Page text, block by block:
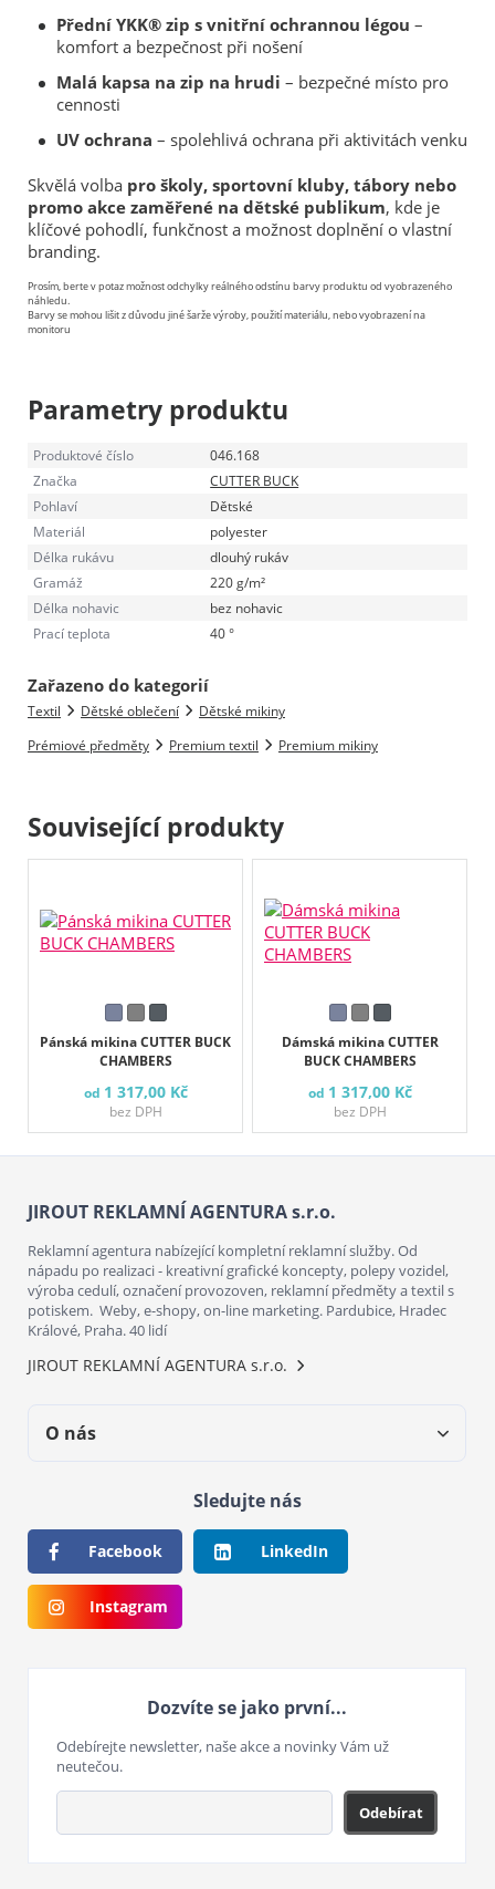
Přední YKK® zip s vnitřní ochrannou légou –
komfort a bezpečnost při nošení
Malá kapsa na zip na hrudi – bezpečné místo pro
cennosti
UV ochrana – spolehlivá ochrana při aktivitách venku
Skvělá volba pro školy, sportovní kluby, tábory nebo
promo akce zaměřené na dětské publikum, kde je
klíčové pohodlí, funkčnost a možnost doplnění o vlastní
branding.
Prosím, berte v potaz možnost odchylky reálného odstínu barvy produktu od vyobrazeného
náhledu.
Barvy se mohou lišit z důvodu jiné šarže výroby, použití materiálu, nebo vyobrazení na
monitoru
Parametry produktu
Produktové číslo
046.168
Značka
CUTTER BUCK
Pohlaví
Dětské
Materiál
polyester
Délka rukávu
dlouhý rukáv
Gramáž
220 g/m²
Délka nohavic
bez nohavic
Prací teplota
40 °
Zařazeno do kategorií
Textil Dětské oblečení
Dětské mikiny
Prémiové předměty
Premium textil Premium mikiny
Související produkty
Pánská mikina CUTTER BUCK
CHAMBERS
od 1 317,00 Kč
bez DPH
Dámská mikina CUTTER
BUCK CHAMBERS
od 1 317,00 Kč
bez DPH
JIROUT REKLAMNÍ AGENTURA s.r.o.
Reklamní agentura nabízející kompletní reklamní služby. Od
nápadu po realizaci - kreativní grafické koncepty, polepy vozidel,
výroba cedulí, označení provozoven, reklamní předměty a textil s
potiskem. Weby, e-shopy, on-line marketing. Pardubice, Hradec
Králové, Praha. 40 lidí
JIROUT REKLAMNÍ AGENTURA s.r.o.
O nás
Sledujte nás
Facebook LinkedIn
Instagram
Dozvíte se jako první...
Odebírejte newsletter, naše akce a novinky Vám už
neutečou.
Odebírat